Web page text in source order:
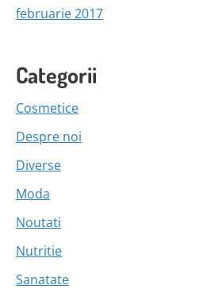
februarie 2017
Categorii
Cosmetice
Despre noi
Diverse
Moda
Noutati
Nutritie
Sanatate